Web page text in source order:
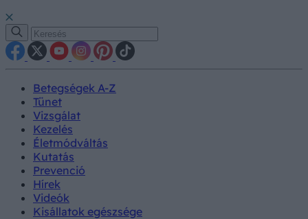
Betegségek A-Z
Tünet
Vizsgálat
Kezelés
Életmódváltás
Kutatás
Prevenció
Hírek
Videók
Kisállatok egészsége